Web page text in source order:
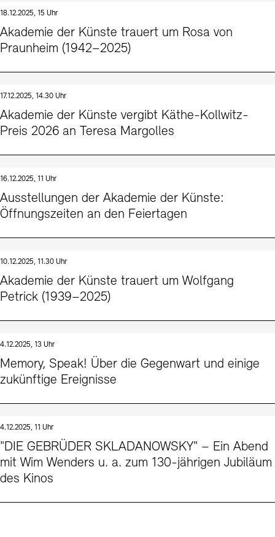
18.12.2025, 15 Uhr
Akademie der Künste trauert um Rosa von
Praunheim (1942–2025)
17.12.2025, 14.30 Uhr
Akademie der Künste vergibt Käthe-Kollwitz-
Preis 2026 an Teresa Margolles
16.12.2025, 11 Uhr
Ausstellungen der Akademie der Künste:
Öffnungszeiten an den Feiertagen
10.12.2025, 11.30 Uhr
Akademie der Künste trauert um Wolfgang
Petrick (1939–2025)
4.12.2025, 13 Uhr
Memory, Speak! Über die Gegenwart und einige
zukünftige Ereignisse
4.12.2025, 11 Uhr
"DIE GEBRÜDER SKLADANOWSKY" – Ein Abend
mit Wim Wenders u. a. zum 130-jährigen Jubiläum
des Kinos